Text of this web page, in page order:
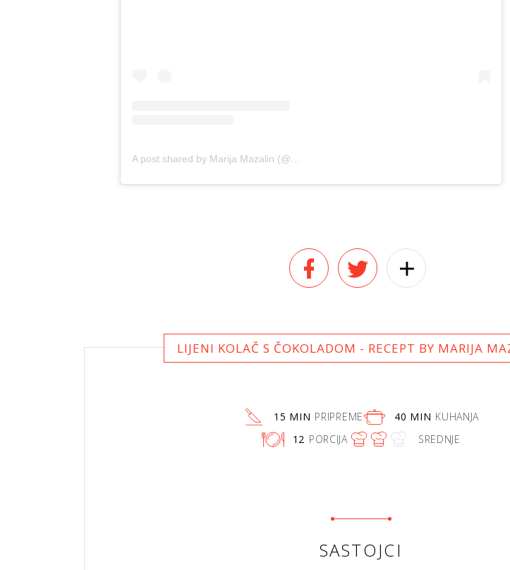
LIJENI KOLAČ S ČOKOLADOM - RECEPT BY MARIJA
15 MIN PRIPREME 40 MIN KUHANJA
12 PORCIJA SREDNJE
SASTOJCI